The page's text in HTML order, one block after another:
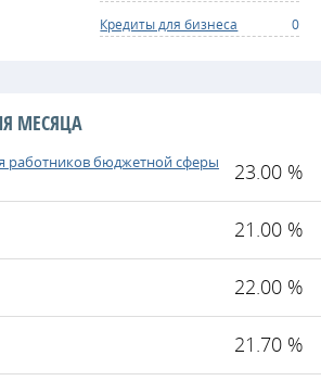
Кредиты для бизнеса
0
МЕСЯЦА
работников бюджетной сферы
23.00 %
21.00 %
22.00 %
21.70 %